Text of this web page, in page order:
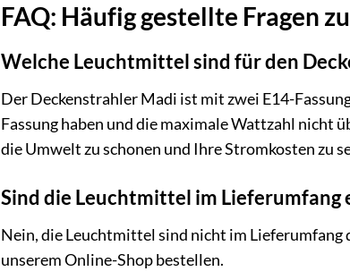
FAQ: Häufig gestellte Fragen
Welche Leuchtmittel sind für den
Der Deckenstrahler Madi ist mit zwei E14-
Fassung haben und die maximale Wattzahl nicht
die Umwelt zu schonen und Ihre Stromkosten zu
Sind die Leuchtmittel im Lieferumfang
Nein, die Leuchtmittel sind nicht im Lieferumfang
unserem Online-Shop bestellen.